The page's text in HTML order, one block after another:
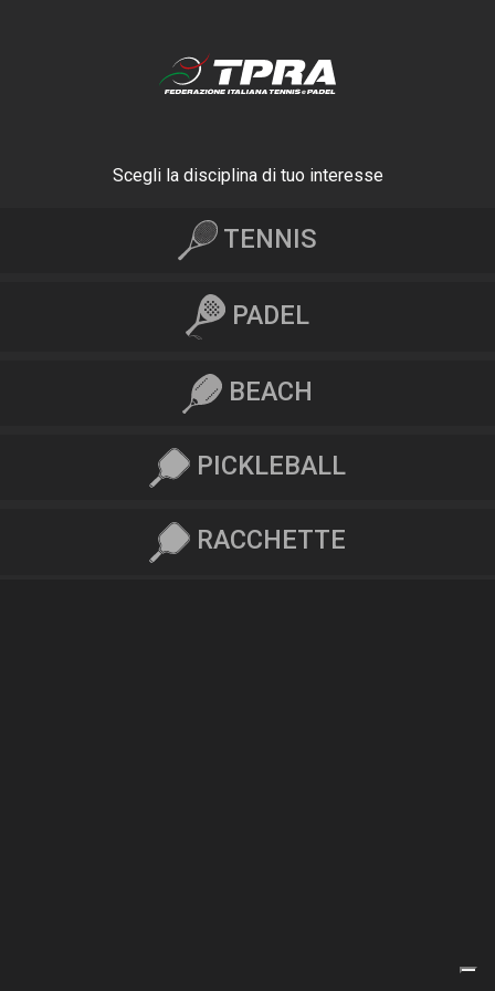
Scegli la disciplina di tuo interesse
TENNIS
PADEL
BEACH
PICKLEBALL
RACCHETTE